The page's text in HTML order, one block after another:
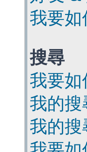
我要如
搜尋
我要如
我的搜
我的搜